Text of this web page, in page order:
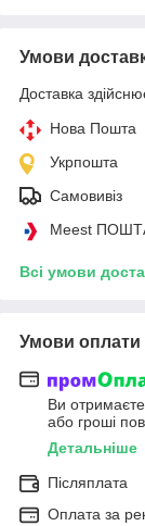
Умови
Доставка
Нова Пошта
Укрпошта
Самовивіз
Meest
Всі умови
Умови оплати
Ви
або гроші
Детальніше
Післяплата
Оплата за